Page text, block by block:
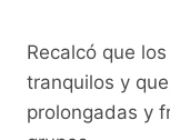
Recalcó que
tranquilos y
prolongadas y